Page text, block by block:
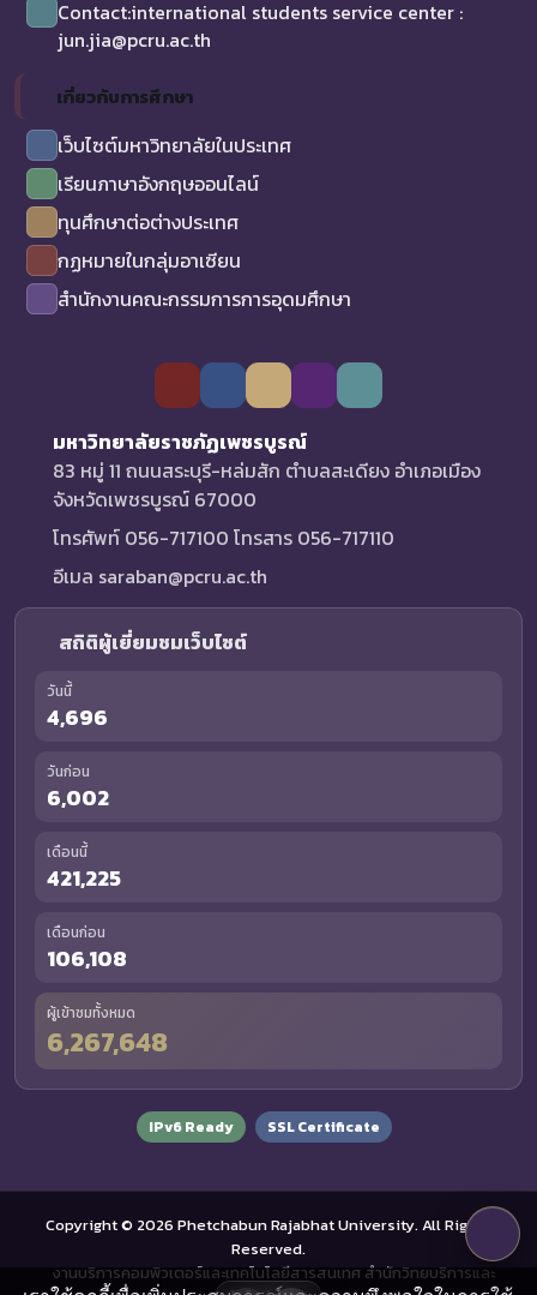
Contact:international students service center :
jun.jia@pcru.ac.th
เกี่ยวกับการศึกษา
เว็บไซต์มหาวิทยาลัยในประเทศ
เรียนภาษาอังกฤษออนไลน์
ทุนศึกษาต่อต่างประเทศ
กฏหมายในกลุ่มอาเซียน
สำนักงานคณะกรรมการการอุดมศึกษา
มหาวิทยาลัยราชภัฏเพชรบูรณ์
83 หมู่ 11 ถนนสระบุรี-หล่มสัก ตำบลสะเดียง อำเภอเมือง
จังหวัดเพชรบูรณ์ 67000
โทรศัพท์ 056-717100 โทรสาร 056-717110
อีเมล saraban@pcru.ac.th
สถิติผู้เยี่ยมชมเว็บไซต์
วันนี้
4,696
วันก่อน
6,002
เดือนนี้
421,225
เดือนก่อน
106,108
ผู้เข้าชมทั้งหมด
6,267,648
IPv6 Ready SSL Certificate
Copyright © 2026 Phetchabun Rajabhat University. All Rights
Reserved.
งานบริการคอมพิวเตอร์และเทคโนโลยีสารสนเทศ สำนักวิทยบริการและ